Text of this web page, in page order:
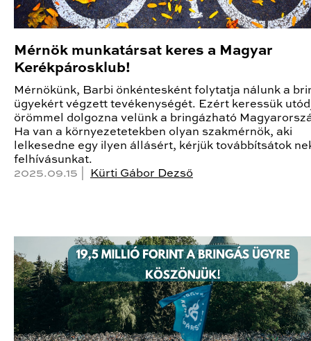
Mérnök munkatársat keres a Magyar
Kerékpárosklub!
Mérnökünk, Barbi önkéntesként folytatja nálunk a
ügyekért végzett tevékenységét. Ezért keressük
örömmel dolgozna velünk a bringázható
Ha van a környezetetekben olyan szakmérnök, aki
lelkesedne egy ilyen állásért, kérjük továbbítsátok
felhívásunkat.
2025.09.15 |
Kürti Gábor Dezső